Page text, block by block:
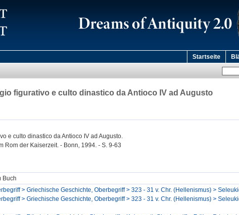
Startseite
figurativo e culto dinastico da Antioco IV ad Augusto
e culto dinastico da Antioco IV ad Augusto.
Rom der Kaiserzeit. - Bonn, 1994. - S. 9-63
Buch
> Griechische Geschichte, Oberbegriff > 323 - 31 v. Chr. (Hellenismus) >
> Griechische Geschichte, Oberbegriff > 323 - 31 v. Chr. (Hellenismus) >